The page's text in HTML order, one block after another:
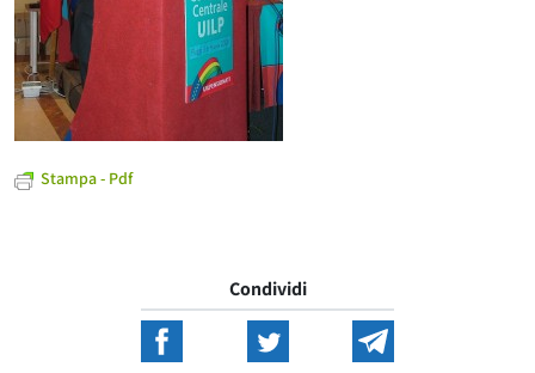
Stampa - Pdf
Condividi